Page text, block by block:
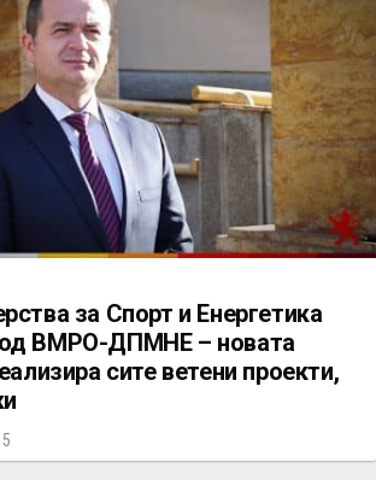
за Спорт и Енергетика
ДПМНЕ – новата
сите ветени проекти,